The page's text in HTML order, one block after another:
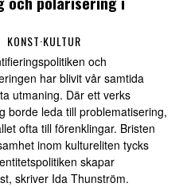
KONST·KULTUR
och
har blivit vår samtida
utmaning. Där ett verks
borde leda till problematisering,
ofta till förenklingar. Bristen
inom kultureliten tycks
skapar
skriver Ida Thunström.